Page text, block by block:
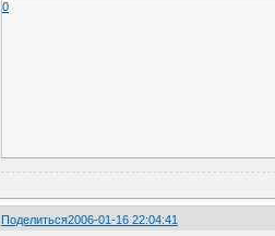
0
Поделиться2006-01-16 22:04:41